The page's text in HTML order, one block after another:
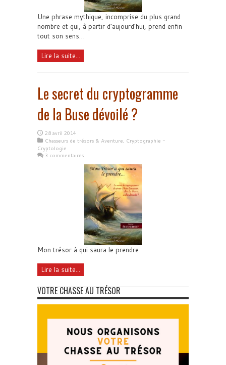
Une phrase mythique, incomprise du plus grand
nombre et qui, à partir d’aujourd’hui, prend enfin
tout son sens…
Lire la suite...
Le secret du cryptogramme
de la Buse dévoilé ?
28 avril 2014
Chasseurs de trésors & Aventure Cryptographie -
Cryptologie
3 commentaires
Mon trésor à qui saura le prendre
Lire la suite...
VOTRE CHASSE AU TRÉSOR